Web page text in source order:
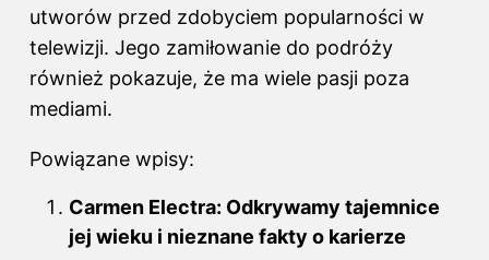
utworów przed zdobyciem popularności w
telewizji. Jego zamiłowanie do podróży
również pokazuje, że ma wiele pasji poza
mediami.
Powiązane wpisy:
Carmen Electra: Odkrywamy tajemnice
jej wieku i nieznane fakty o karierze